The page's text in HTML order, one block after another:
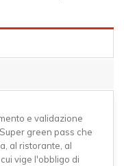
e validazione
green pass che
al ristorante, al
vige l'obbligo di